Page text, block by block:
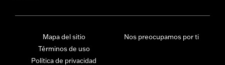
Mapa del sitio
Términos de uso
Política de privacidad
Nos preocupamos por ti